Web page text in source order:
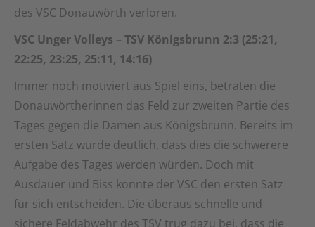
des VSC Donauwörth verloren.
VSC Unger Volleys – TSV Königsbrunn 2:3 (25:21,
22:25, 23:25, 25:11, 14:16)
Immer noch motiviert aus Spiel eins, betraten die
Donauwörtherinnen das Feld zur zweiten Partie des
Tages gegen die Damen aus Königsbrunn. Bereits im
ersten Satz wurde deutlich, dass dies die schwerere
Aufgabe des Tages werden würden. Doch mit
Ausdauer und Biss konnte der VSC den ersten Satz
für sich entscheiden. Die überaus schnelle und
sichere Feldabwehr des TSV trug dazu bei, dass die